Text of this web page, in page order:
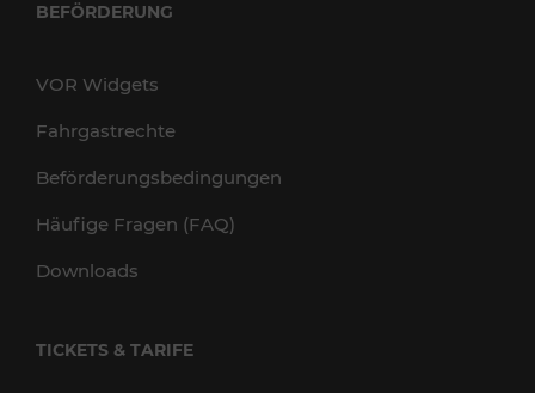
BEFÖRDERUNG
VOR Widgets
Fahrgastrechte
Beförderungsbedingungen
Häufige Fragen (FAQ)
Downloads
TICKETS & TARIFE